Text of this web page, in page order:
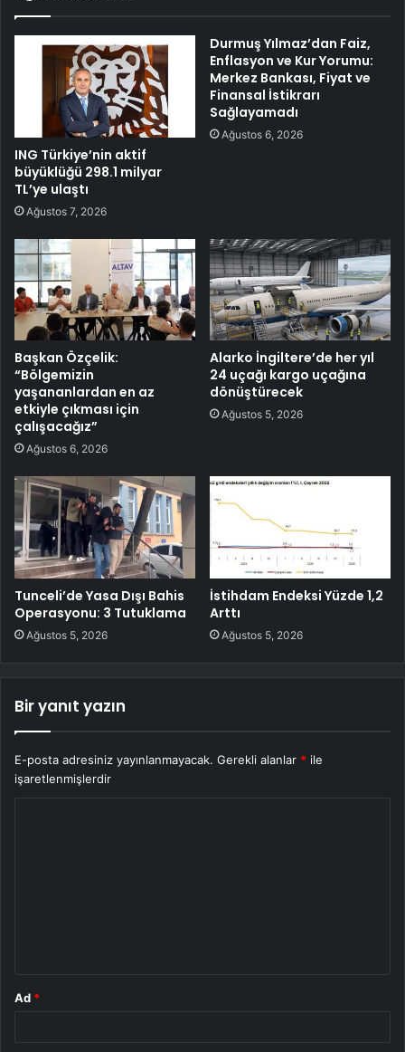
ING Türkiye’nin aktif
büyüklüğü 298.1 milyar
TL’ye ulaştı
Ağustos 7, 2026
Durmuş Yılmaz’dan Faiz,
Enflasyon ve Kur Yorumu:
Merkez Bankası, Fiyat ve
Finansal İstikrarı
Sağlayamadı
Ağustos 6, 2026
Başkan Özçelik:
“Bölgemizin
yaşananlardan en az
etkiyle çıkması için
çalışacağız”
Ağustos 6, 2026
Alarko İngiltere’de her yıl
24 uçağı kargo uçağına
dönüştürecek
Ağustos 5, 2026
Tunceli’de Yasa Dışı Bahis
Operasyonu: 3 Tutuklama
Ağustos 5, 2026
İstihdam Endeksi Yüzde 1,2
Arttı
Ağustos 5, 2026
Bir yanıt yazın
E-posta adresiniz yayınlanmayacak. Gerekli alanlar * ile
işaretlenmişlerdir
Ad *